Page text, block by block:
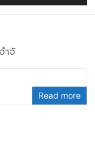
ำจั
Read more